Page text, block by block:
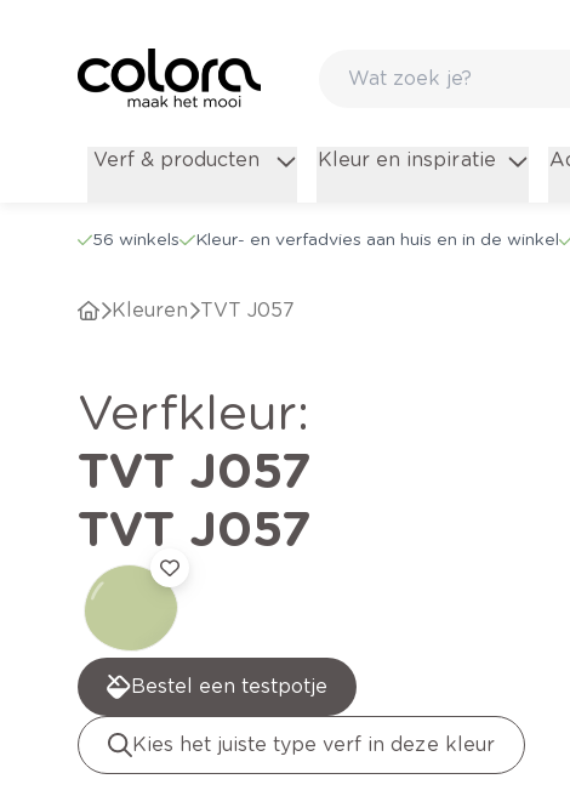
Verf & producten Kleur en inspiratie
56 winkels Kleur- en verfadvies aan huis en in de winkel
Kleuren TVT J057
verfkleur:
TVT J057
TVT J057
Bestel een testpotje
Kies het juiste type verf in deze kleur